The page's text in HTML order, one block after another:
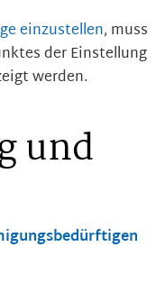
einzustellen, muss
der Einstellung
werden.
und